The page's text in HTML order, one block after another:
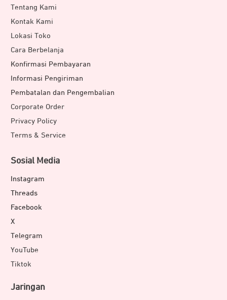
Tentang Kami
Kontak Kami
Lokasi Toko
Cara Berbelanja
Konfirmasi Pembayaran
Informasi Pengiriman
Pembatalan dan Pengembalian
Corporate Order
Privacy Policy
Terms & Service
Sosial Media
Instagram
Threads
Facebook
X
Telegram
YouTube
Tiktok
Jaringan